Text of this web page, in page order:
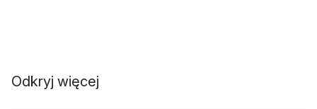
Odkryj więcej